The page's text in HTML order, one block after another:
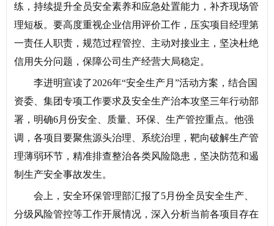
练，持续提升全员安全素养和应急处置能力，补齐现场管
理短板。要高度重视企业信用评价工作，压实项目经理第
一责任人职责，规范过程管控、主动对接业主，坚决杜绝
信用失分问题，保障公司生产经营大局稳定。
李进明宣读了2026年“安全生产月”活动方案，结合国
资委、集团专项工作要求及安全生产治本攻坚三年行动部
署，明确6月份安全、质量、环保、生产管控重点。他强
调，各项目要聚焦源头治理、系统治理，靶向破解生产管
理薄弱环节，精准排查整治各类风险隐患，坚决防范和遏
制生产安全事故发生。
会上，安全环保管理部汇报了5月份全员安全生产、
分级风险管控等工作开展情况，深入分析当前各项目存在